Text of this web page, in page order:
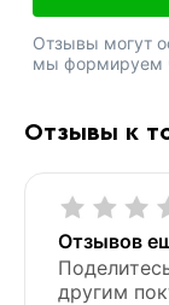
Отзывы к
Отзывов
другим
Отзывы могут
мы формируем